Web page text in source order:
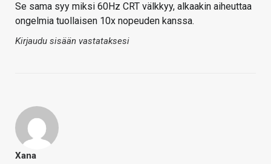
Se sama syy miksi 60Hz CRT välkkyy, alkaakin aiheuttaa
ongelmia tuollaisen 10x nopeuden kanssa.
Kirjaudu sisään vastataksesi
Xana